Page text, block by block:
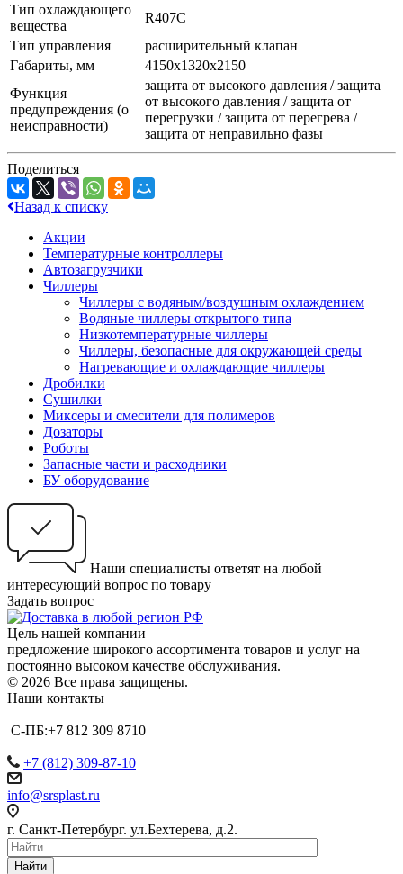
Тип охлаждающего
вещества
R407C
Тип управления
расширительный клапан
Габариты, мм
4150х1320х2150
Функция
предупреждения (о
неисправности)
защита от высокого давления / защита
от высокого давления / защита от
перегрузки / защита от перегрева /
защита от неправильно фазы
Поделиться
Назад к списку
Акции
Температурные контроллеры
Автозагрузчики
Чиллеры
Чиллеры с водяным/воздушным охлаждением
Водяные чиллеры открытого типа
Низкотемпературные чиллеры
Чиллеры, безопасные для окружающей среды
Нагревающие и охлаждающие чиллеры
Дробилки
Сушилки
Миксеры и смесители для полимеров
Дозаторы
Роботы
Запасные части и расходники
БУ оборудование
Наши специалисты ответят на любой
интересующий вопрос по товару
Задать вопрос
Цель нашей компании —
предложение широкого ассортимента товаров и услуг на
постоянно высоком качестве обслуживания.
© 2026 Все права защищены.
Наши контакты
С-ПБ:+7 812 309 8710
+7 (812) 309-87-10
info@srsplast.ru
г. Санкт-Петербург. ул.Бехтерева, д.2.
Найти